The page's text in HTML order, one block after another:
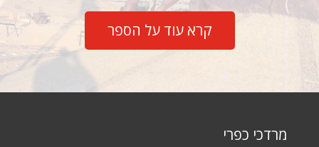
קרא עוד על הספר
מרדכי כפרי